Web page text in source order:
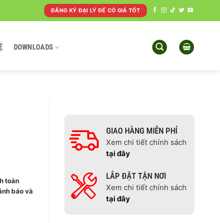
ĐĂNG KÝ ĐẠI LÝ ĐỂ CÓ GIÁ TỐT
DOWNLOADS
GIAO HÀNG MIỄN PHÍ
Xem chi tiết chính sách
tại đây
LẮP ĐẶT TẬN NƠI
Xem chi tiết chính sách
tại đây
toàn
báo và